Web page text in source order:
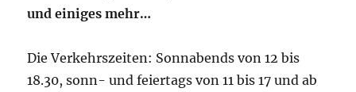
und einiges mehr…
Die Verkehrszeiten: Sonnabends von 12 bis
18.30, sonn- und feiertags von 11 bis 17 und ab